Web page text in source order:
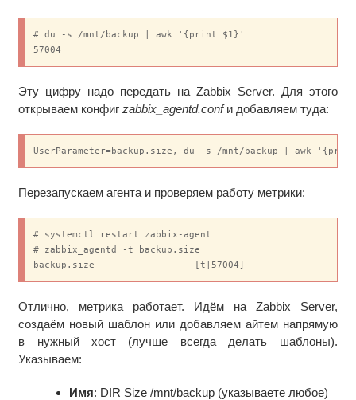
# du -s /mnt/backup | awk '{print $1}'
57004
Эту цифру надо передать на Zabbix Server. Для этого
открываем конфигzabbix_agentd.confи добавляем туда:
UserParameter=backup.size, du -s /mnt/backup | awk
Перезапускаем агента и проверяем работу метрики:
# systemctl restart zabbix-agent
# zabbix_agentd -t backup.size
backup.size                  [t|57004]
Отлично, метрика работает. Идём на Zabbix Server,
создаём новый шаблон или добавляем айтем напрямую
в нужный хост (лучше всегда делать шаблоны).
Указываем:
Имя: DIR Size /mnt/backup (указываете любое)